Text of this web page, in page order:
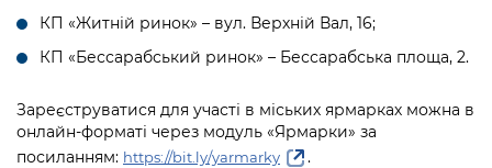
КП «Житній ринок» – вул. Верхній Вал, 16;
КП «Бессарабський ринок» – Бессарабська площа, 2.
Зареєструватися для участі в міських ярмарках можна в
онлайн-форматі через модуль «Ярмарки» за
посиланням: https://bit.ly/yarmarky .